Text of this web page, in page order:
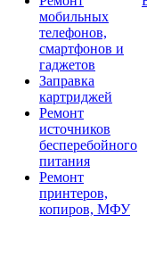
мобильных
телефонов,
смартфонов и
гаджетов
Заправка
картриджей
Ремонт
источников
бесперебойного
питания
Ремонт
принтеров,
копиров, МФУ